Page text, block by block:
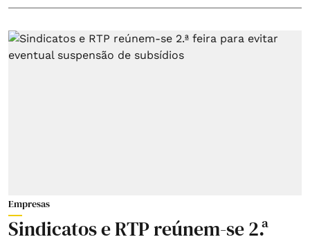
Empresas
Sindicatos e RTP reúnem-se 2.ª